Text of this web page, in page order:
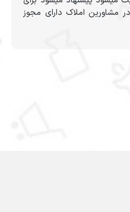
مشاورین املاک دارای مجوز